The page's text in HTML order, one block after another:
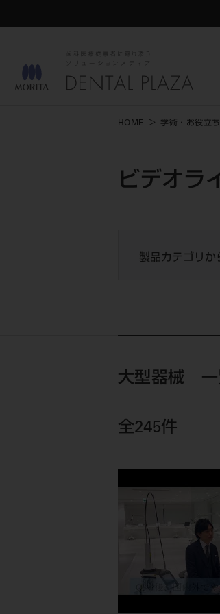
HOME 学術・お役立
ビデオ
製品カテゴリか
大型器械 一
全245件